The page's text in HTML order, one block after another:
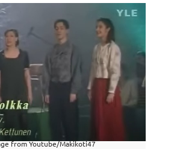
from Youtube/Makikoti47